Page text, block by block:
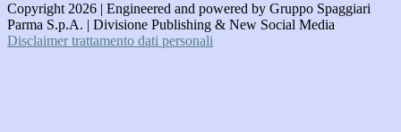
Copyright 2026 | Engineered and powered by Gruppo Spaggiari
Parma S.p.A. | Divisione Publishing & New Social Media
Disclaimer trattamento dati personali